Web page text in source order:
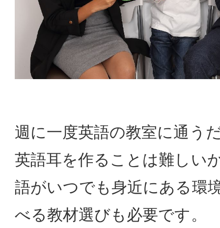
週に一度英語の教室に通う
英語耳を作ることは難しい
語がいつでも身近にある環
べる教材選びも必要です。